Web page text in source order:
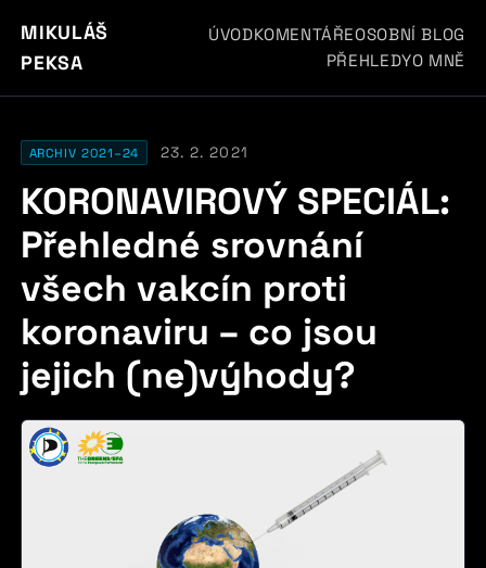
MIKULÁŠ
PEKSA
ÚVODKOMENTÁŘEOSOBNÍ BLOG
PŘEHLEDYO MNĚ
ARCHIV 2021–24 23. 2. 2021
KORONAVIROVÝ SPECIÁL:
Přehledné srovnání
všech vakcín proti
koronaviru – co jsou
jejich (ne)výhody?